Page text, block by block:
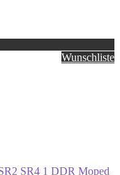
Wunschliste